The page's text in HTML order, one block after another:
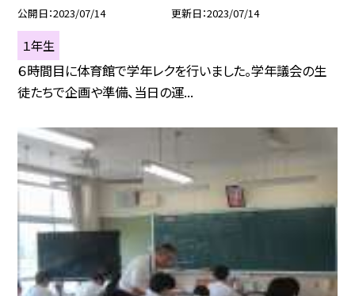
公開日 2023/07/14 更新日 2023/07/14
１年生
６時間目に体育館で学年レクを行いました。学年議会の生
徒たちで企画や準備、当日の運...